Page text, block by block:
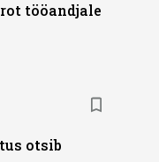
tööandjale
otsib